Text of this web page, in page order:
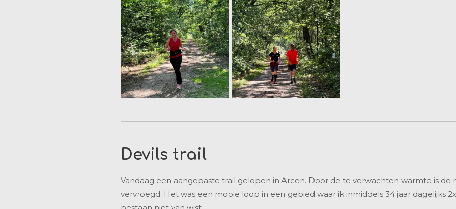
Devils trail
Vandaag een aangepaste trail gelopen in Arcen. Door de te verwachten warmte is de
vervroegd. Het was een mooie loop in een gebied waar ik inmiddels 34 jaar dagelijks